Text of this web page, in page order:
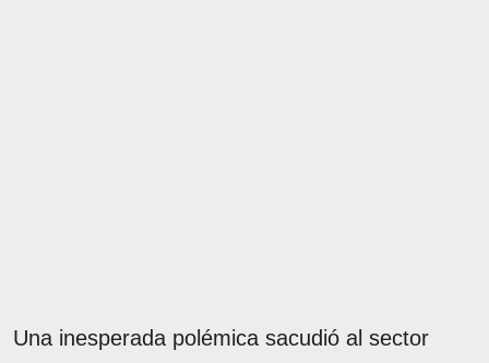
Una inesperada polémica sacudió al sector